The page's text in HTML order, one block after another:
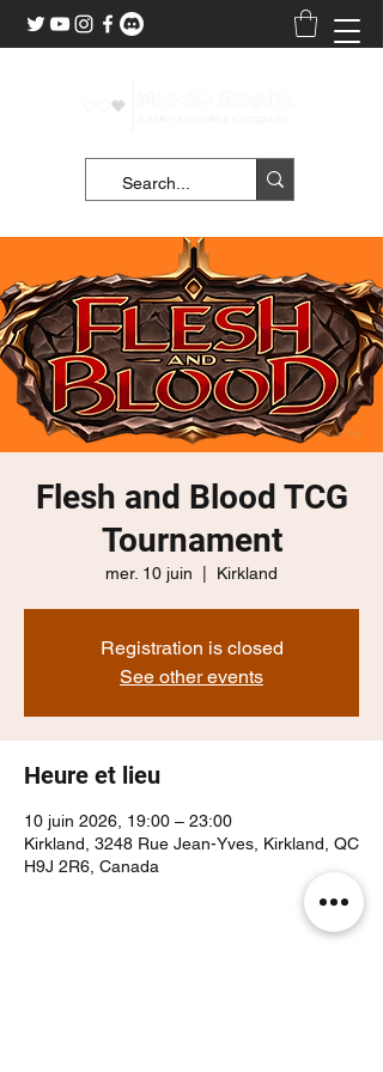
Flesh and Blood TCG
Tournament
mer. 10 juin Kirkland
Registration is closed
See other events
Heure et lieu
10 juin 2026, 19:00 – 23:00
Kirkland, 3248 Rue Jean-Yves, Kirkland, QC
H9J 2R6, Canada